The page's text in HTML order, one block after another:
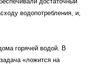
водопотребления, и,
горячей водой. В
«ложится на